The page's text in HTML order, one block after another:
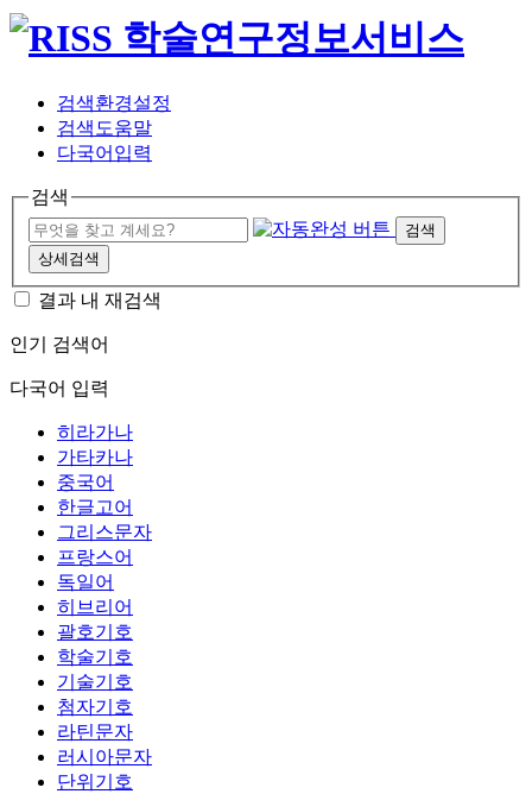
검색환경설정
검색도움말
다국어입력
검색
검색
상세검색
결과 내 재검색
인기 검색어
다국어 입력
히라가나
가타카나
중국어
한글고어
그리스문자
프랑스어
독일어
히브리어
괄호기호
학술기호
기술기호
첨자기호
라틴문자
러시아문자
단위기호